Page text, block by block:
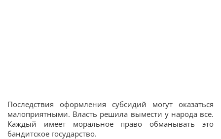
Последствия оформления субсидий могут оказаться
малоприятными. Власть решила вымести у народа все.
Каждый имеет моральное право обманывать это
бандитское государство.